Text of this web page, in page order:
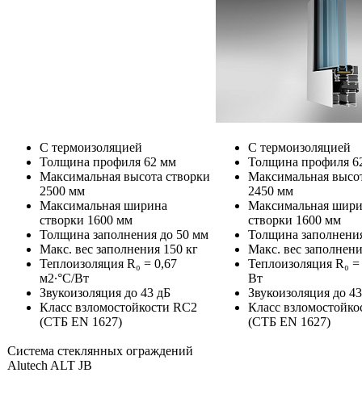
С термоизоляцией
Толщина профиля 62 мм
Максимальная высота створки
2500 мм
Максимальная ширина
створки 1600 мм
Толщина заполнения до 50 мм
Макс. вес заполнения 150 кг
Теплоизоляция R₀ = 0,67
м2∙°С/Вт
Звукоизоляция до 43 дБ
Класс взломостойкости RC2
(СТБ EN 1627)
С термоизоляцией
Толщина профиля
Максимальная
2450 мм
Максимальная
створки 1600 мм
Толщина
Макс. вес
Теплоизоляция R₀
Вт
Звукоизоляция до
Класс
(СТБ EN 1627)
Система стеклянных ограждений
Alutech ALT JB